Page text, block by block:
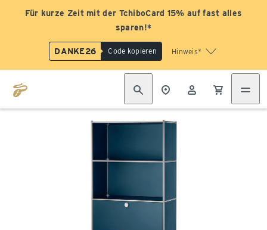
Für kurze Zeit mit der TchiboCard 15% auf fast alles
sparen!*
DANKE26 Code kopieren Hinweis*